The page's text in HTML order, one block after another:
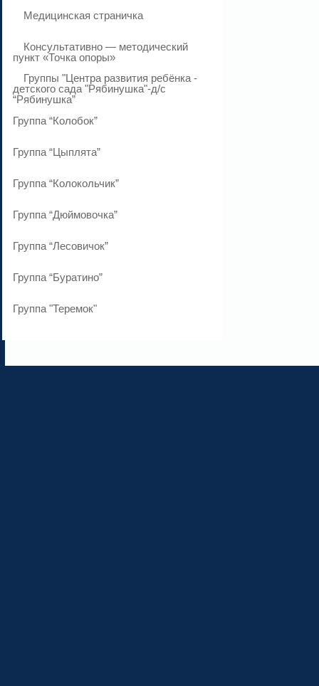
Медицинская страничка
Консультативно — методический
пункт «Точка опоры»
Группы "Центра развития ребёнка -
детского сада "Рябинушка"-д/с
“Рябинушка”
Группа “Колобок”
Группа “Цыплята”
Группа “Колокольчик”
Группа “Дюймовочка”
Группа “Лесовичок”
Группа “Буратино”
Группа "Теремок"